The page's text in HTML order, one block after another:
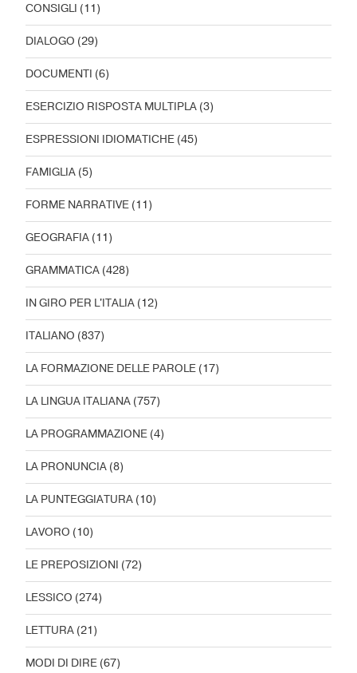
CONSIGLI (11)
DIALOGO (29)
DOCUMENTI (6)
ESERCIZIO RISPOSTA MULTIPLA (3)
ESPRESSIONI IDIOMATICHE (45)
FAMIGLIA (5)
FORME NARRATIVE (11)
GEOGRAFIA (11)
GRAMMATICA (428)
IN GIRO PER L'ITALIA (12)
ITALIANO (837)
LA FORMAZIONE DELLE PAROLE (17)
LA LINGUA ITALIANA (757)
LA PROGRAMMAZIONE (4)
LA PRONUNCIA (8)
LA PUNTEGGIATURA (10)
LAVORO (10)
LE PREPOSIZIONI (72)
LESSICO (274)
LETTURA (21)
MODI DI DIRE (67)